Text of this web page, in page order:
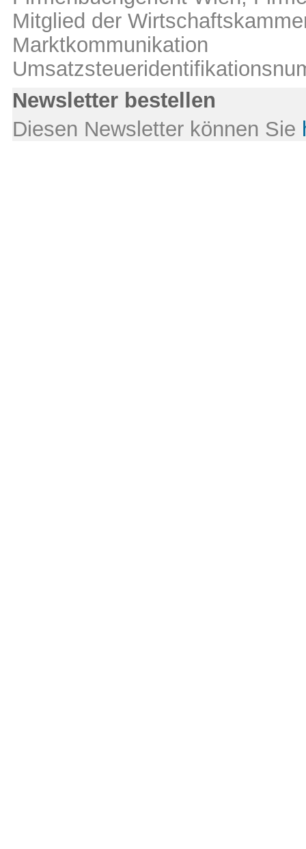
Mitglied der
Marktkommunikation
Newsletter bestellen
Diesen Newsletter können Sie